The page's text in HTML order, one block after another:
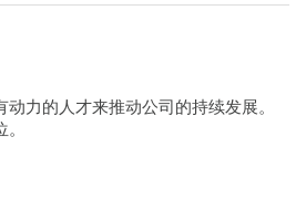
力的人才来推动公司的持续发展。